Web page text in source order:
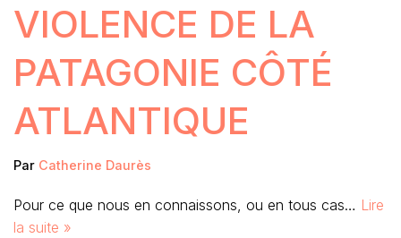
VIOLENCE DE LA
PATAGONIE CÔTÉ
ATLANTIQUE
Par Catherine Daurès
Pour ce que nous en connaissons, ou en tous cas… Lire
la suite »